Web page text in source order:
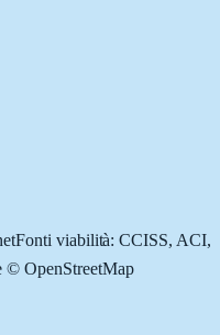
Fonti viabilità: CCISS, ACI,
© OpenStreetMap